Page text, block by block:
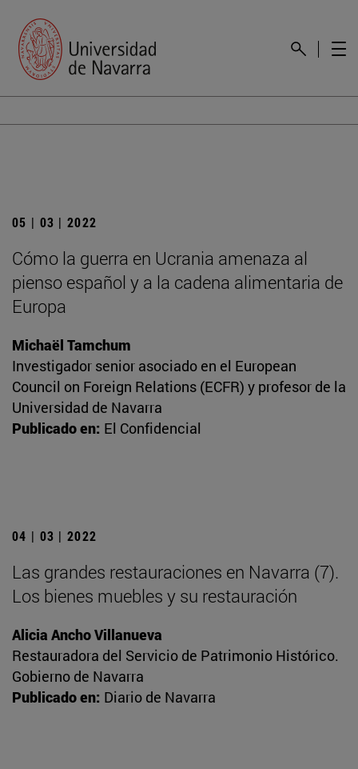
05 | 03 | 2022
Cómo la guerra en Ucrania amenaza al
pienso español y a la cadena alimentaria de
Europa
Michaël Tamchum
Investigador senior asociado en el European
Council on Foreign Relations (ECFR) y profesor de la
Universidad de Navarra
Publicado en: El Confidencial
04 | 03 | 2022
Las grandes restauraciones en Navarra (7).
Los bienes muebles y su restauración
Alicia Ancho Villanueva
Restauradora del Servicio de Patrimonio Histórico.
Gobierno de Navarra
Publicado en: Diario de Navarra